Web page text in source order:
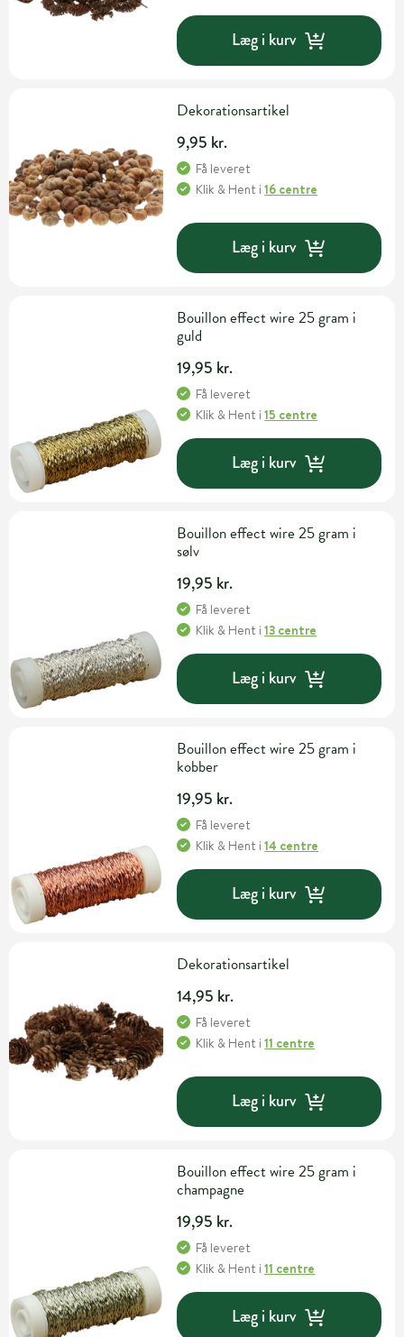
Læg i kurv
Dekorationsartikel
9,95 kr.
Få leveret
Klik & Hent i16 centre
Læg i kurv
Bouillon effect wire 25 gram i
guld
19,95 kr.
Få leveret
Klik & Hent i15 centre
Læg i kurv
Bouillon effect wire 25 gram i
sølv
19,95 kr.
Få leveret
Klik & Hent i13 centre
Læg i kurv
Bouillon effect wire 25 gram i
kobber
19,95 kr.
Få leveret
Klik & Hent i14 centre
Læg i kurv
Dekorationsartikel
14,95 kr.
Få leveret
Klik & Hent i11 centre
Læg i kurv
Bouillon effect wire 25 gram i
champagne
19,95 kr.
Få leveret
Klik & Hent i11 centre
Læg i kurv